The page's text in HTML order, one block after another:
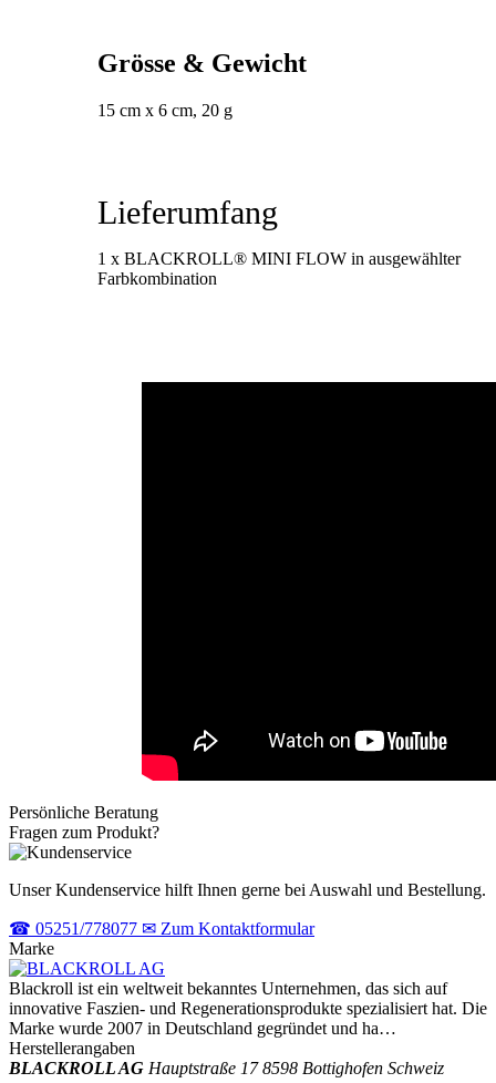
Grösse & Gewicht
15 cm x 6 cm, 20 g
Lieferumfang
1 x BLACKROLL® MINI FLOW in ausgewählter
Farbkombination
Persönliche Beratung
Fragen zum Produkt?
Unser Kundenservice hilft Ihnen gerne bei Auswahl und Bestellung.
☎ 05251/778077 ✉ Zum Kontaktformular
Marke
Blackroll ist ein weltweit bekanntes Unternehmen, das sich auf
innovative Faszien- und Regenerationsprodukte spezialisiert hat. Die
Marke wurde 2007 in Deutschland gegründet und ha…
Herstellerangaben
BLACKROLL AG Hauptstraße 17 8598 Bottighofen Schweiz